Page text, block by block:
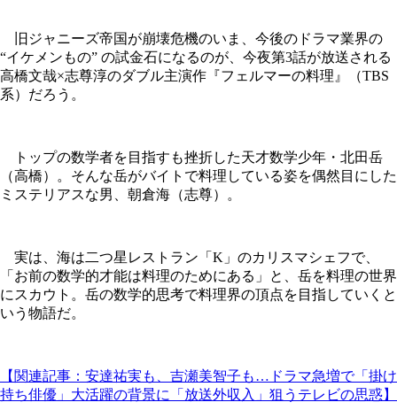
旧ジャニーズ帝国が崩壊危機のいま、今後のドラマ業界の
“イケメンもの” の試金石になるのが、今夜第3話が放送される
高橋文哉×志尊淳のダブル主演作『フェルマーの料理』（TBS
系）だろう。
トップの数学者を目指すも挫折した天才数学少年・北田岳
（高橋）。そんな岳がバイトで料理している姿を偶然目にした
ミステリアスな男、朝倉海（志尊）。
実は、海は二つ星レストラン「K」のカリスマシェフで、
「お前の数学的才能は料理のためにある」と、岳を料理の世界
にスカウト。岳の数学的思考で料理界の頂点を目指していくと
いう物語だ。
【関連記事：安達祐実も、吉瀬美智子も…ドラマ急増で「掛け
持ち俳優」大活躍の背景に「放送外収入」狙うテレビの思惑】